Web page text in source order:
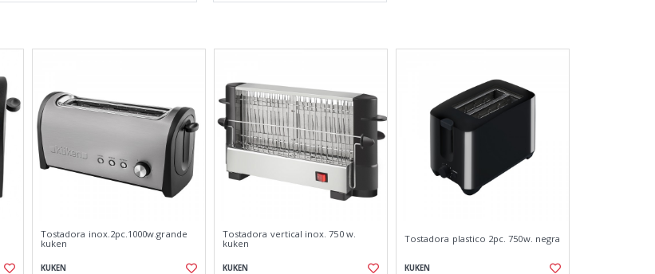
Tostadora inox.2pc.1000w.grande
kuken
KUKEN
Tostadora vertical inox. 750 w.
kuken
KUKEN
Tostadora plastico 2pc. 750w. negra
KUKEN